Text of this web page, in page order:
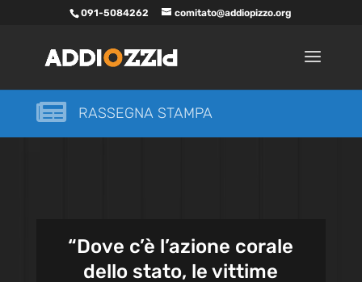
091-5084262 comitato@addiopizzo.org
 RASSEGNA STAMPA
“Dove c’è l’azione corale
dello stato, le vittime